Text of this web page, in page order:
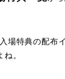
場特典の配布
。